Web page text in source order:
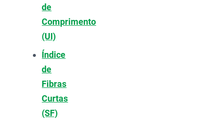
de
Comprimento
(UI)
Índice
de
Fibras
Curtas
(SF)